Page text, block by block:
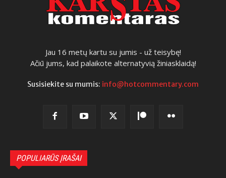
Jau 16 metų kartu su jumis - už teisybę!
Ačiū jums, kad palaikote alternatyvią žiniasklaidą!
Susisiekite su mumis: info@hotcommentary.com
POPULIARŪS ĮRAŠAI